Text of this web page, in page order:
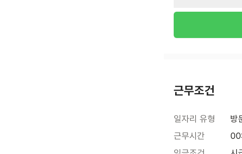
근무조건
일자리 유형
방
근무시간